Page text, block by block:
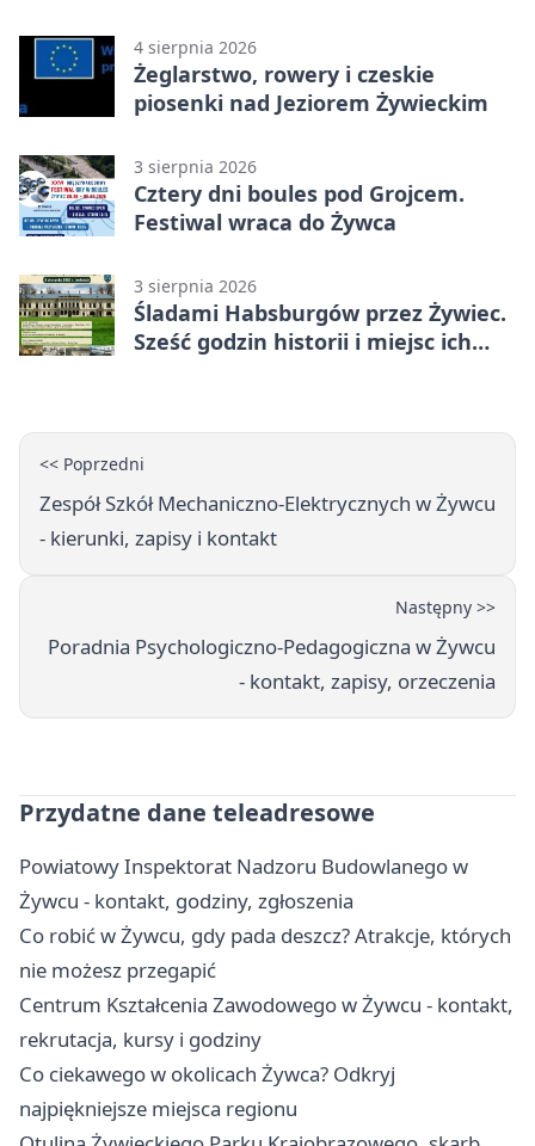
4 sierpnia 2026
Żeglarstwo, rowery i czeskie
piosenki nad Jeziorem Żywieckim
3 sierpnia 2026
Cztery dni boules pod Grojcem.
Festiwal wraca do Żywca
3 sierpnia 2026
Śladami Habsburgów przez Żywiec.
Sześć godzin historii i miejsc ich
<< Poprzedni
Zespół Szkół Mechaniczno-Elektrycznych w Żywcu
- kierunki, zapisy i kontakt
Następny >>
Poradnia Psychologiczno-Pedagogiczna w Żywcu
- kontakt, zapisy, orzeczenia
Przydatne dane teleadresowe
Powiatowy Inspektorat Nadzoru Budowlanego w
Żywcu - kontakt, godziny, zgłoszenia
Co robić w Żywcu, gdy pada deszcz? Atrakcje, których
nie możesz przegapić
Centrum Kształcenia Zawodowego w Żywcu - kontakt,
rekrutacja, kursy i godziny
Co ciekawego w okolicach Żywca? Odkryj
najpiękniejsze miejsca regionu